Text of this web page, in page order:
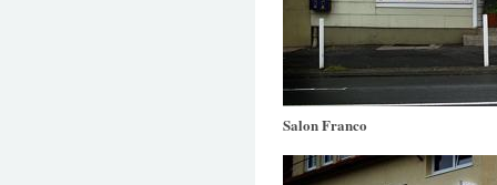
Salon Franco